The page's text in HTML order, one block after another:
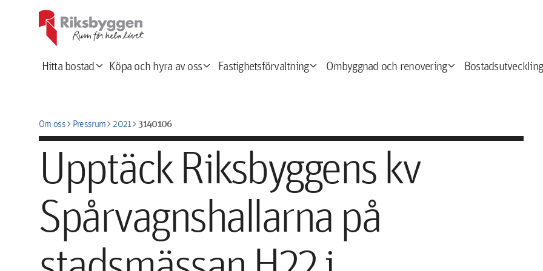
Hitta bostadexpand_more Köpa och hyra av ossexpand_more Fastighetsförvaltningexpand_more Ombyggnad och renoveringexpand_more Bostadsutveckling
Om osschevron_rightPressrumchevron_right2021chevron_right3140106
Upptäck Riksbyggens kv
Spårvagnshallarna på